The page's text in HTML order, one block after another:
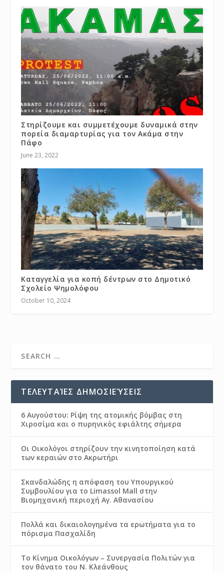
Στηρίζουμε και συμμετέχουμε δυναμικά στην
πορεία διαμαρτυρίας για τον Ακάμα στην
Πάφο
June 23, 2022
Καταγγελία για κοπή δέντρων στο Δημοτικό
Σχολείο Ψημολόφου
October 10, 2024
ΤΕΛΕΥΤΑΊΕΣ ΔΗΜΟΣΙΕΎΣΕΙΣ
6 Αυγούστου: Ρίψη της ατομικής βόμβας στη
Χιροσίμα και ο πυρηνικός εφιάλτης σήμερα
Οι Οικολόγοι στηρίζουν την κινητοποίηση κατά
των κεραιών στο Ακρωτήρι
Σκανδαλώδης η απόφαση του Υπουργικού
Συμβουλίου για το Limassol Mall στην
Βιομηχανική περιοχή Αγ. Αθανασίου
Πολλά και δικαιολογημένα τα ερωτήματα για το
πόρισμα Πασχαλίδη
Το Κίνημα Οικολόγων – Συνεργασία Πολιτών για
τον θάνατο του Ν. Κλεάνθους